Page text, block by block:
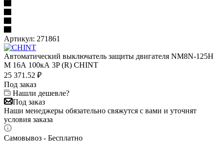
Артикул: 271861
Автоматический выключатель защиты двигателя NM8N-125H
M 16А 100кА 3P (R) CHINT
25 371.52 ₽
Под заказ
Нашли дешевле?
Под заказ
Наши менеджеры обязательно свяжутся с вами и уточнят
условия заказа
Самовывоз - Бесплатно